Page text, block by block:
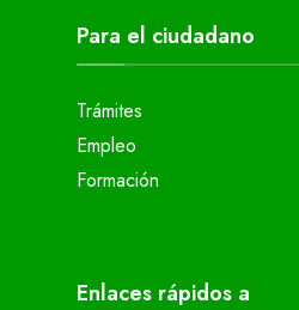
Para el ciudadano
Trámites
Empleo
Formación
Enlaces rápidos a